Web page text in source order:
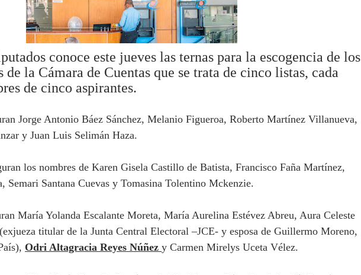
conoce este jueves las ternas para la escogencia de los
de la Cámara de Cuentas que se trata de cinco listas, cada
de cinco aspirantes.
Jorge Antonio Báez Sánchez, Melanio Figueroa, Roberto Martínez Villanueva,
y Juan Luis Selimán Haza.
los nombres de Karen Gisela Castillo de Batista, Francisco Faña Martínez,
Semari Santana Cuevas y Tomasina Tolentino Mckenzie.
María Yolanda Escalante Moreta, María Aurelina Estévez Abreu, Aura Celeste
titular de la Junta Central Electoral –JCE- y esposa de Guillermo Moreno,
Odri Altagracia Reyes Núñez y Carmen Mirelys Uceta Vélez.